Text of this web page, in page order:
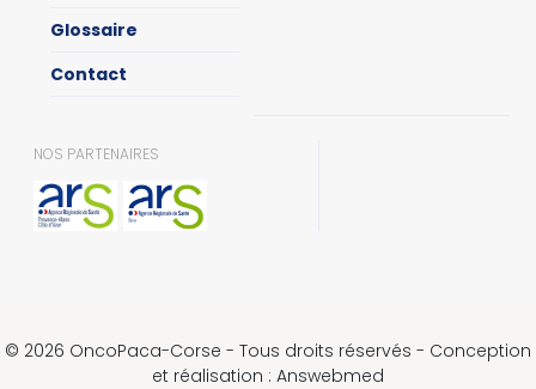
Glossaire
Contact
NOS PARTENAIRES
© 2026 OncoPaca-Corse - Tous droits réservés - Conception
et réalisation : Answebmed